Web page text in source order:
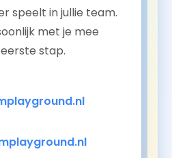
speelt in jullie team.
met je mee
stap.